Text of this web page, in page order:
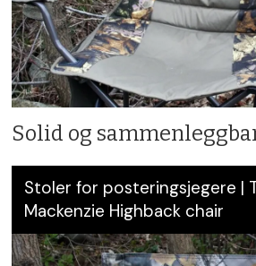
Solid og
Stoler for posteringsjegere |
Mackenzie Highback chair